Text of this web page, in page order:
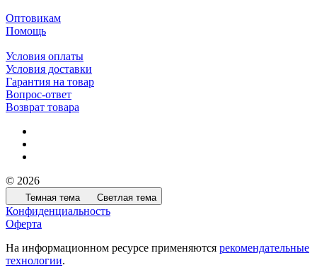
Оптовикам
Помощь
Условия оплаты
Условия доставки
Гарантия на товар
Вопрос-ответ
Возврат товара
© 2026
Темная тема Светлая тема
Конфиденциальность
Оферта
На информационном ресурсе применяются рекомендательные
технологии.